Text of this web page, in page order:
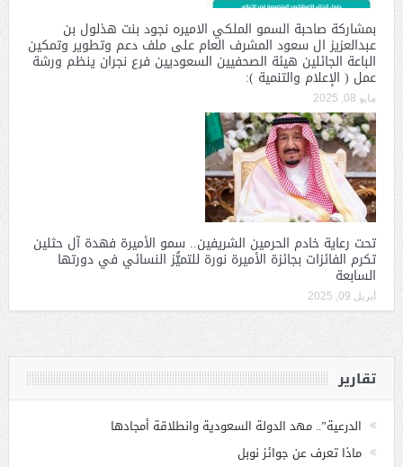
بمشاركة صاحبة السمو الملكي الاميره نجود بنت هذلول بن
عبدالعزيز ال سعود المشرف العام على ملف دعم وتطوير وتمكين
الباعة الجائلين هيئة الصحفيين السعوديين فرع نجران ينظم ورشة
عمل ( الإعلام والتنمية ):
مايو 08, 2025
تحت رعاية خادم الحرمين الشريفين.. سمو الأميرة فهدة آل حثلين
تكرم الفائزات بجائزة الأميرة نورة للتميُّز النسائي في دورتها
السابعة
أبريل 09, 2025
تقارير
الدرعية”.. مهد الدولة السعودية وانطلاقة أمجادها
ماذا تعرف عن جوائز نوبل